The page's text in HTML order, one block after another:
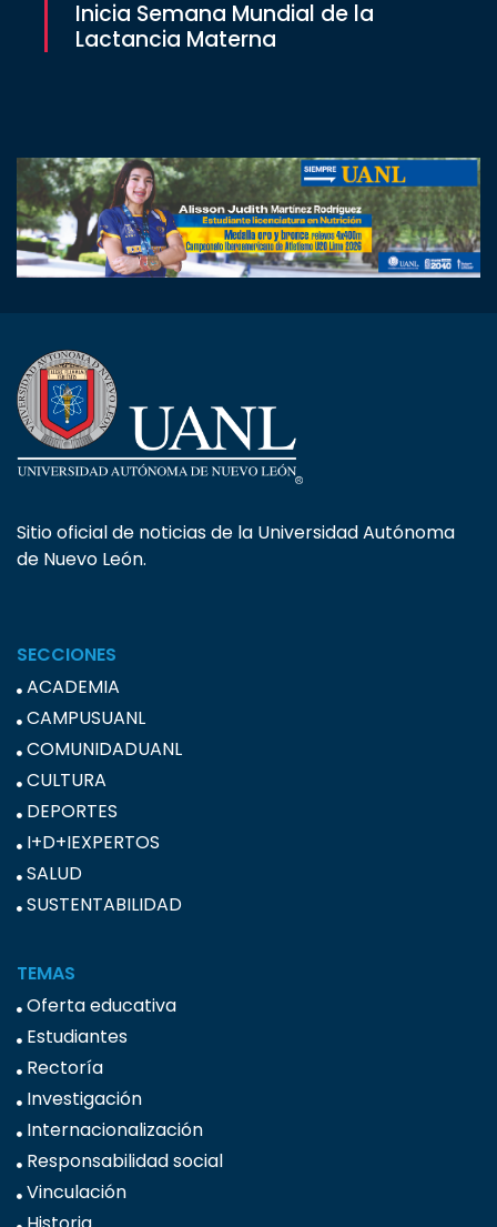
Inicia Semana Mundial de la
Lactancia Materna
Sitio oficial de noticias de la Universidad Autónoma
de Nuevo León.
SECCIONES
ACADEMIA
CAMPUSUANL
COMUNIDADUANL
CULTURA
DEPORTES
I+D+IEXPERTOS
SALUD
SUSTENTABILIDAD
TEMAS
Oferta educativa
Estudiantes
Rectoría
Investigación
Internacionalización
Responsabilidad social
Vinculación